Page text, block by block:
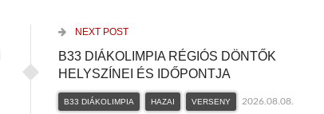
NEXT POST
B33 DIÁKOLIMPIA RÉGIÓS DÖNTŐK
HELYSZÍNEI ÉS IDŐPONTJA
B33 DIÁKOLIMPIA HAZAI VERSENY 2026.08.08.